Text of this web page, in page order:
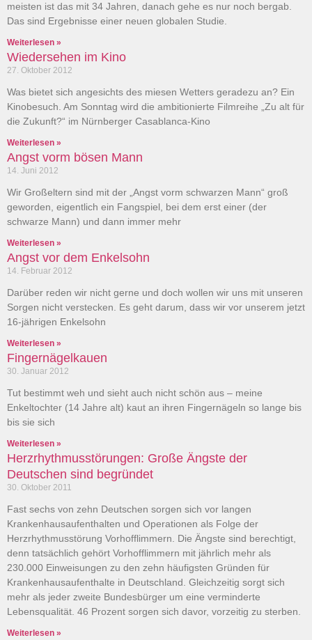
meisten ist das mit 34 Jahren, danach gehe es nur noch bergab.
Das sind Ergebnisse einer neuen globalen Studie.
Weiterlesen »
Wiedersehen im Kino
27. Oktober 2012
Was bietet sich angesichts des miesen Wetters geradezu an? Ein
Kinobesuch. Am Sonntag wird die ambitionierte Filmreihe „Zu alt für
die Zukunft?“ im Nürnberger Casablanca-Kino
Weiterlesen »
Angst vorm bösen Mann
14. Juni 2012
Wir Großeltern sind mit der „Angst vorm schwarzen Mann“ groß
geworden, eigentlich ein Fangspiel, bei dem erst einer (der
schwarze Mann) und dann immer mehr
Weiterlesen »
Angst vor dem Enkelsohn
14. Februar 2012
Darüber reden wir nicht gerne und doch wollen wir uns mit unseren
Sorgen nicht verstecken. Es geht darum, dass wir vor unserem jetzt
16-jährigen Enkelsohn
Weiterlesen »
Fingernägelkauen
30. Januar 2012
Tut bestimmt weh und sieht auch nicht schön aus – meine
Enkeltochter (14 Jahre alt) kaut an ihren Fingernägeln so lange bis
bis sie sich
Weiterlesen »
Herzrhythmusstörungen: Große Ängste der
Deutschen sind begründet
30. Oktober 2011
Fast sechs von zehn Deutschen sorgen sich vor langen
Krankenhausaufenthalten und Operationen als Folge der
Herzrhythmusstörung Vorhofflimmern. Die Ängste sind berechtigt,
denn tatsächlich gehört Vorhofflimmern mit jährlich mehr als
230.000 Einweisungen zu den zehn häufigsten Gründen für
Krankenhausaufenthalte in Deutschland. Gleichzeitig sorgt sich
mehr als jeder zweite Bundesbürger um eine verminderte
Lebensqualität. 46 Prozent sorgen sich davor, vorzeitig zu sterben.
Weiterlesen »